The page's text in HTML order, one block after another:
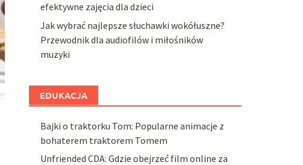
efektywne zajęcia dla dzieci
Jak wybrać najlepsze słuchawki wokółuszne?
Przewodnik dla audiofilów i miłośników
muzyki
EDUKACJA
Bajki o traktorku Tom: Popularne animacje z
bohaterem traktorem Tomem
Unfriended CDA: Gdzie obejrzeć film online za